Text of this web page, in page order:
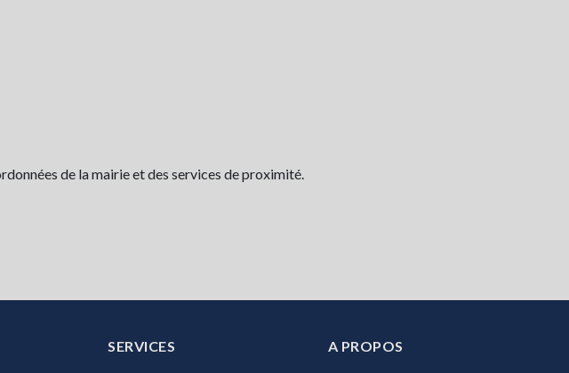
de la mairie et des services de proximité.
SERVICES A PROPOS